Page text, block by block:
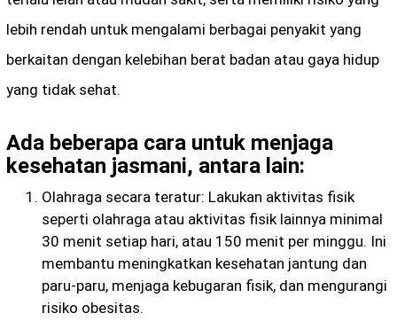
lebih rendah untuk mengalami berbagai penyakit yang
berkaitan dengan kelebihan berat badan atau gaya hidup
yang tidak sehat.
Ada beberapa cara untuk menjaga
kesehatan jasmani, antara lain:
Olahraga secara teratur: Lakukan aktivitas fisik
seperti olahraga atau aktivitas fisik lainnya minimal
30 menit setiap hari, atau 150 menit per minggu. Ini
membantu meningkatkan kesehatan jantung dan
paru-paru, menjaga kebugaran fisik, dan mengurangi
risiko obesitas.